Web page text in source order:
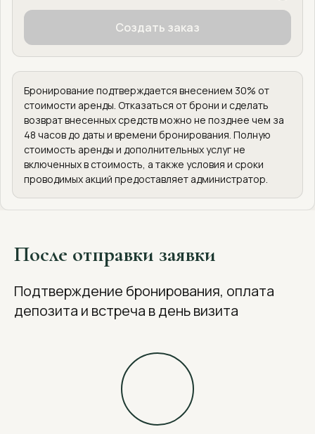
Создать заказ
Бронирование подтверждается внесением 30% от
стоимости аренды. Отказаться от брони и сделать
возврат внесенных средств можно не позднее чем за
48 часов до даты и времени бронирования. Полную
стоимость аренды и дополнительных услуг не
включенных в стоимость, а также условия и сроки
проводимых акций предоставляет администратор.
После отправки заявки
Подтверждение бронирования, оплата
депозита и встреча в день визита